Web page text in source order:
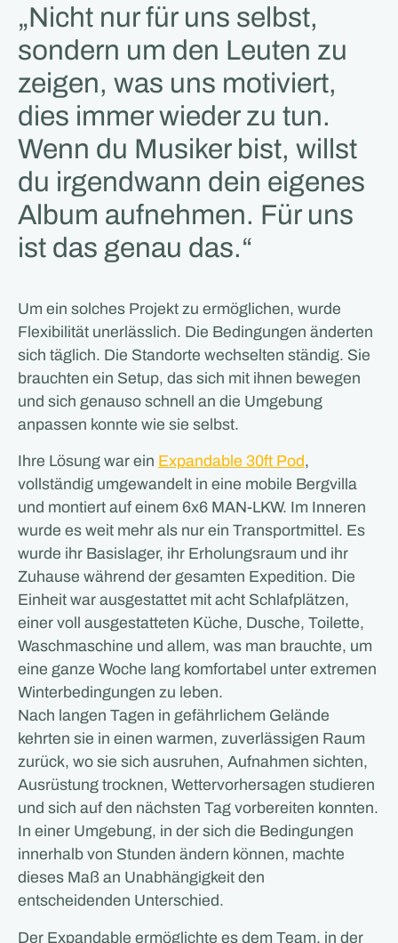
„Nicht nur für uns selbst,
sondern um den Leuten zu
zeigen, was uns motiviert,
dies immer wieder zu tun.
Wenn du Musiker bist, willst
du irgendwann dein eigenes
Album aufnehmen. Für uns
ist das genau das.“
Um ein solches Projekt zu ermöglichen, wurde
Flexibilität unerlässlich. Die Bedingungen änderten
sich täglich. Die Standorte wechselten ständig. Sie
brauchten ein Setup, das sich mit ihnen bewegen
und sich genauso schnell an die Umgebung
anpassen konnte wie sie selbst.
Ihre Lösung war ein Expandable 30ft Pod,
vollständig umgewandelt in eine mobile Bergvilla
und montiert auf einem 6x6 MAN-LKW. Im Inneren
wurde es weit mehr als nur ein Transportmittel. Es
wurde ihr Basislager, ihr Erholungsraum und ihr
Zuhause während der gesamten Expedition. Die
Einheit war ausgestattet mit acht Schlafplätzen,
einer voll ausgestatteten Küche, Dusche, Toilette,
Waschmaschine und allem, was man brauchte, um
eine ganze Woche lang komfortabel unter extremen
Winterbedingungen zu leben.
Nach langen Tagen in gefährlichem Gelände
kehrten sie in einen warmen, zuverlässigen Raum
zurück, wo sie sich ausruhen, Aufnahmen sichten,
Ausrüstung trocknen, Wettervorhersagen studieren
und sich auf den nächsten Tag vorbereiten konnten.
In einer Umgebung, in der sich die Bedingungen
innerhalb von Stunden ändern können, machte
dieses Maß an Unabhängigkeit den
entscheidenden Unterschied.
Der Expandable ermöglichte es dem Team, in der